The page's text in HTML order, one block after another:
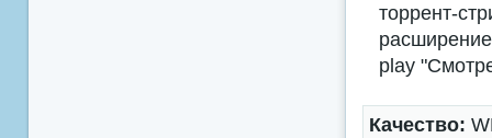
торрент-
play
Качество: